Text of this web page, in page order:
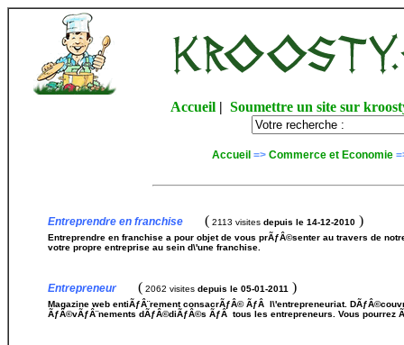
Accueil |Soumettre un site sur
Accueil =>Commerce et Economie
Entreprendre en franchise ( 2113 visites depuis le 14-12-2010 )
Entreprendre en franchise a pour objet de vous prÃƒÂ©senter au travers de
votre propre entreprise au sein d\'une franchise.
Entrepreneur( 2062 visites depuis le 05-01-2011 )
Magazine web entiÃƒÂ¨rement consacrÃƒÂ© ÃƒÂ l\'entrepreneuriat.
ÃƒÂ©vÃƒÂ¨nements dÃƒÂ©diÃƒÂ©s ÃƒÂ tous les entrepreneurs. Vous pourrez